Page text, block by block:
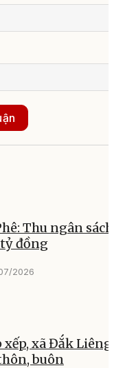
Thu ngân
đồng
2026
xếp, xã Đắk Liêng
buôn